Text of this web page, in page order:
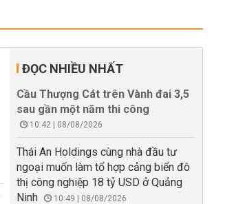
ĐỌC NHIỀU NHẤT
Cầu Thượng Cát trên Vành đai 3,5
sau gần một năm thi công
10:42 | 08/08/2026
Thái An Holdings cùng nhà đầu tư
ngoại muốn làm tổ hợp cảng biển đô
thị công nghiệp 18 tỷ USD ở Quảng
Ninh
10:49 | 08/08/2026